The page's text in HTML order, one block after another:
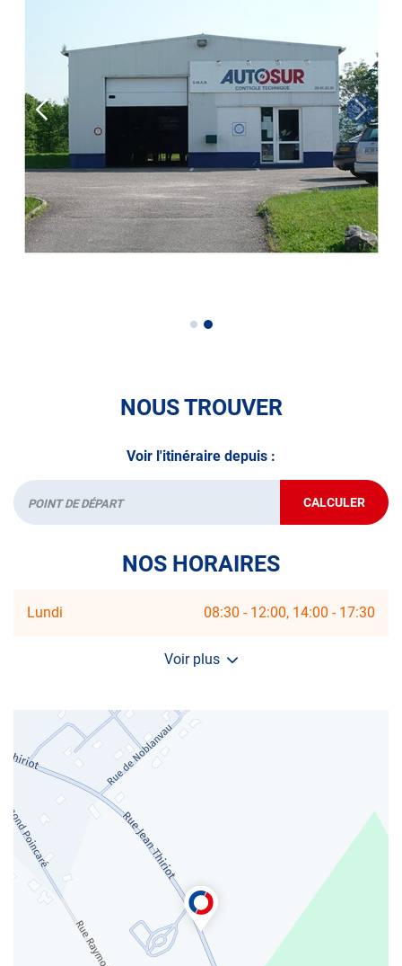
• le contrôle technique des véhicules GPL/Gaz*
• le pré-contrôle contrôle technique ou contrôle technique
volontaire / partiel)
N’attendez plus pour votre sécurité et faire vérifier votre
véhicule : Prenez RDV dans votrecentre de contrôle
technique.
A très bientôt chezAUTOSUR COMMERCY.
NOUS TROUVER
Voir l'itinéraire depuis :
Départ CALCULER
JUSQU'AU
POINT
NOS HORAIRES
Horaires
Lundi 08:30 - 12:00 14:00 - 17:30
Voir plus
et
d'ouverture
du
centre